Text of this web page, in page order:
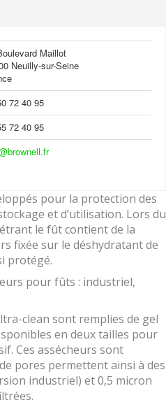
Maillot
Neuilly-sur-Seine
72 40 95
72 40 95
pour la protection des
et d’utilisation. Lors du
le fût contient de la
fixée sur le déshydratant de
protégé.
pour fûts : industriel,
clean sont remplies de gel
en deux tailles pour
Ces assécheurs sont
pores permettent ainsi à des
industriel) et 0,5 micron